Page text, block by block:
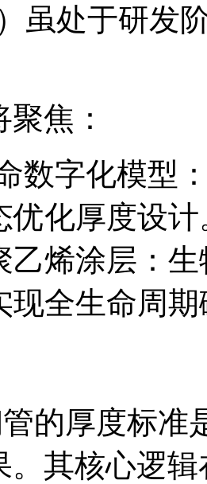
虽处于研发
焦：
数字化模型
优化厚度设计
乙烯涂层：
现全生命周
的厚度标
。其核心逻